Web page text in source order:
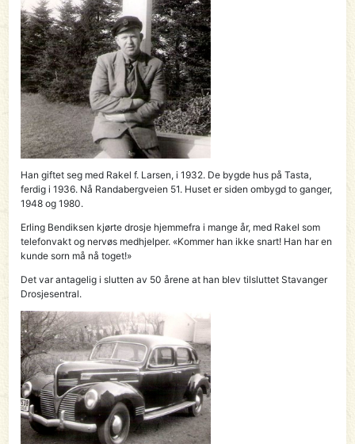
Han giftet seg med Rakel f. Larsen, i 1932. De bygde hus på Tasta,
ferdig i 1936. Nå Randabergveien 51. Huset er siden ombygd to ganger,
1948 og 1980.
Erling Bendiksen kjørte drosje hjemmefra i mange år, med Rakel som
telefonvakt og nervøs medhjelper. «Kommer han ikke snart! Han har en
kunde sorn må nå toget!»
Det var antagelig i slutten av 50 årene at han blev tilsluttet Stavanger
Drosjesentral.